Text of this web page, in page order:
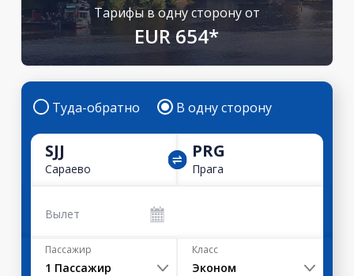
Тарифы в одну сторону от
EUR 654*
Туда-обратно В одну сторону
SJJ
Сараево
PRG
Прага
Вылет
Пассажир
1 Пассажир
Класс
Эконом